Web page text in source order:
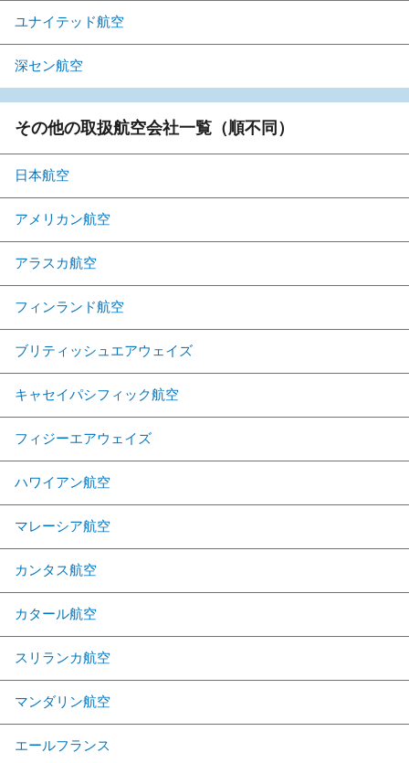
ユナイテッド航空
深セン航空
その他の取扱航空会社一覧（順不同）
日本航空
アメリカン航空
アラスカ航空
フィンランド航空
ブリティッシュエアウェイズ
キャセイパシフィック航空
フィジーエアウェイズ
ハワイアン航空
マレーシア航空
カンタス航空
カタール航空
スリランカ航空
マンダリン航空
エールフランス